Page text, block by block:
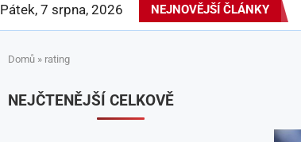
Pátek, 7 srpna, 2026 NEJNOVĚJŠÍ ČLÁNKY
Domů » rating
NEJČTENĚJŠÍ CELKOVĚ